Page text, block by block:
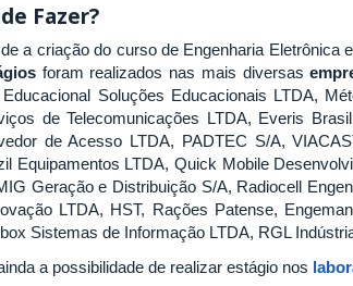
Fazer?
a criação do curso de Engenharia Eletrônica
foram realizados nas mais diversas
Soluções Educacionais LTDA,
de Telecomunicações LTDA, Everis
de Acesso LTDA, PADTEC S/A,
Equipamentos LTDA, Quick Mobile
Geração e Distribuição S/A, Radiocell
LTDA, HST, Rações Patense,
Sistemas de Informação LTDA, RGL
a possibilidade de realizar estágio nos